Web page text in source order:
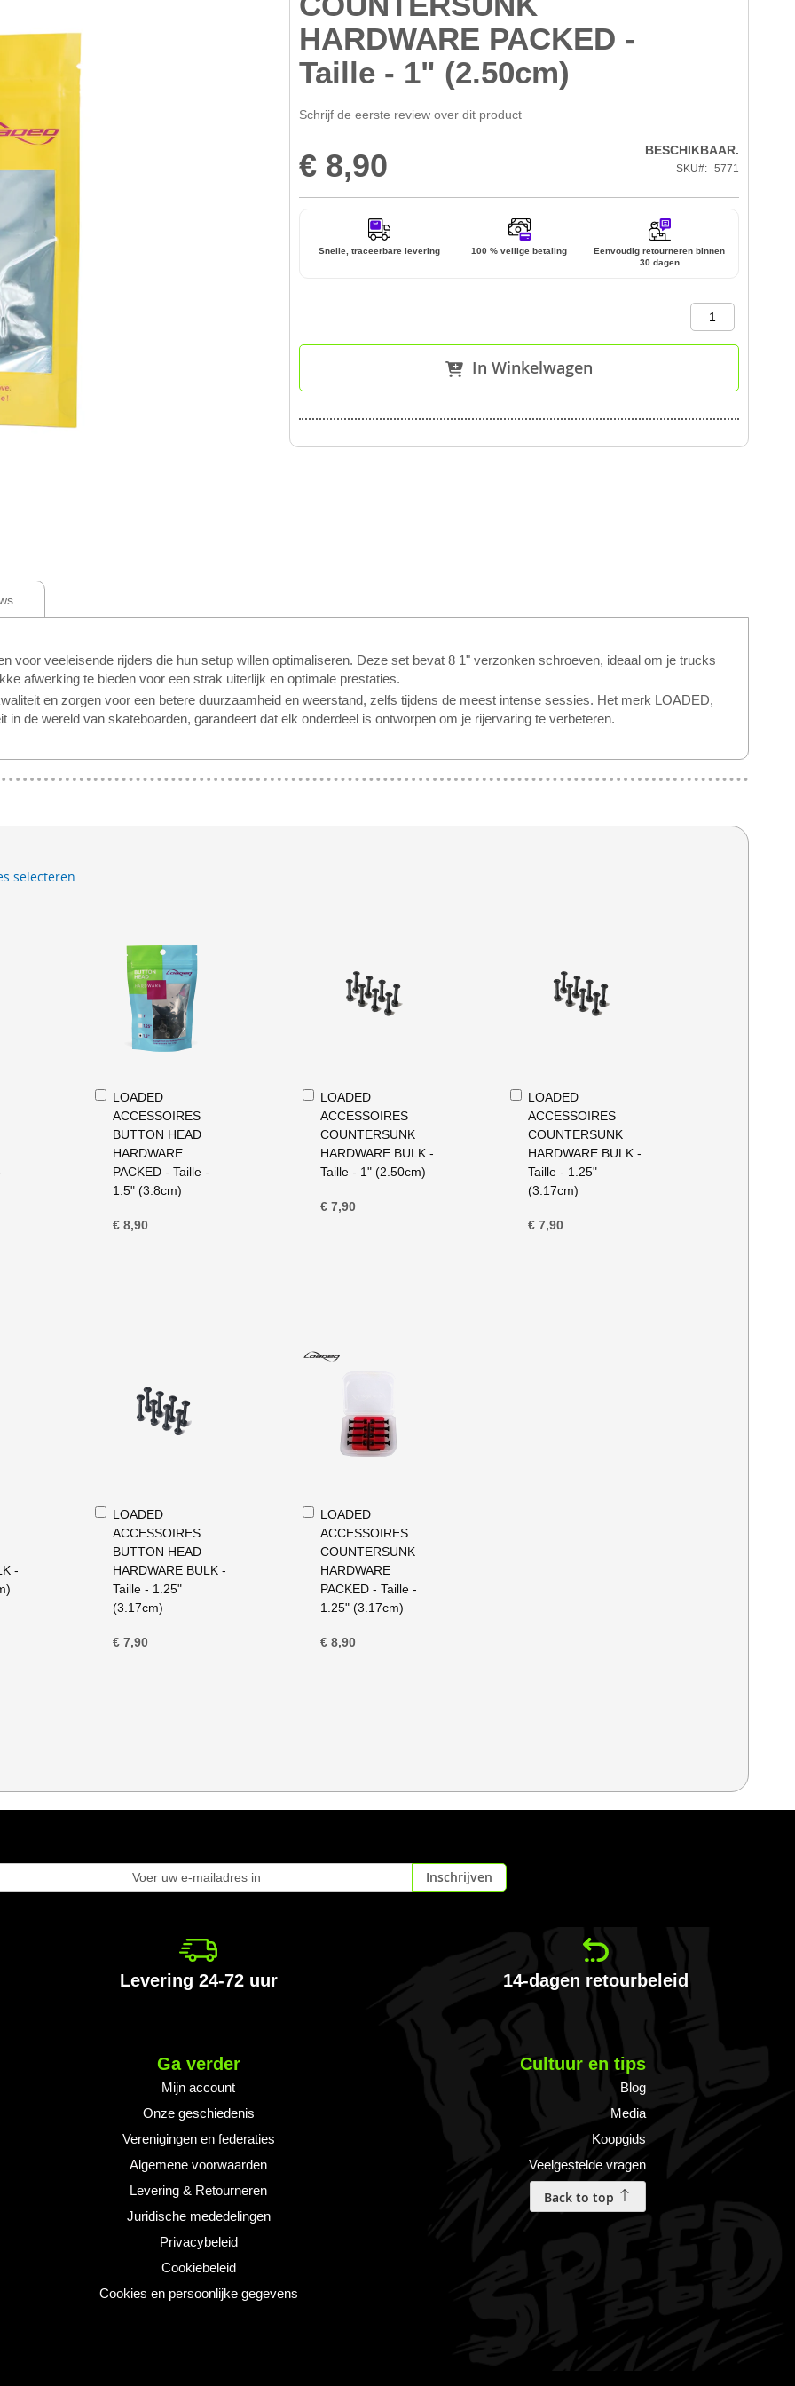
HARDWARE PACKED -
Taille - 1" (2.50cm)
Schrijf de eerste review over dit product
€ 8,90 BESCHIKBAAR.
SKU 5771
Snelle, traceerbare levering 100 % veilige betaling
Eenvoudig retourneren binnen
30 dagen
In Winkelwagen
voor veeleisende rijders die hun setup willen optimaliseren. Deze set bevat 8 1" verzonken schroeven, ideaal om je trucks
afwerking te bieden voor een strak uiterlijk en optimale prestaties.
en zorgen voor een betere duurzaamheid en weerstand, zelfs tijdens de meest intense sessies. Het merk LOADED,
in de wereld van skateboarden, garandeert dat elk onderdeel is ontworpen om je rijervaring te verbeteren.
selecteren
LOADED
ACCESSOIRES
BUTTON HEAD
HARDWARE
PACKED - Taille -
1.5" (3.8cm)
€ 8,90
In
Winkelwagen
LOADED
ACCESSOIRES
COUNTERSUNK
HARDWARE BULK -
Taille - 1" (2.50cm)
€ 7,90
In
Winkelwagen
LOADED
ACCESSOIRES
COUNTERSUNK
HARDWARE BULK -
Taille - 1.25"
(3.17cm)
€ 7,90
In
Winkelwagen
-
LOADED
ACCESSOIRES
BUTTON HEAD
HARDWARE BULK -
Taille - 1.25"
(3.17cm)
€ 7,90
In
Winkelwagen
LOADED
ACCESSOIRES
COUNTERSUNK
HARDWARE
PACKED - Taille -
1.25" (3.17cm)
€ 8,90
In
Winkelwagen
Inschrijven
Levering 24-72 uur 14-dagen retourbeleid
Ga verder
Mijn account
Onze geschiedenis
Verenigingen en federaties
Algemene voorwaarden
Levering & Retourneren
Juridische mededelingen
Privacybeleid
Cookiebeleid
Cookies en persoonlijke gegevens
Cultuur en tips
Blog
Media
Koopgids
Veelgestelde vragen
Back to top